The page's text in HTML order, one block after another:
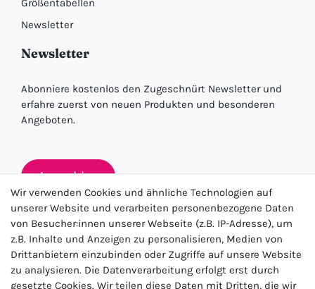
Größentabellen
Newsletter
Newsletter
Abonniere kostenlos den Zugeschnürt Newsletter und
erfahre zuerst von neuen Produkten und besonderen
Angeboten.
Anmelden
★★★★★
4.5 / 5.0 (23.143)
Wir verwenden Cookies und ähnliche Technologien auf
unserer Website und verarbeiten personenbezogene Daten
von Besucher:innen unserer Webseite (z.B. IP-Adresse), um
z.B. Inhalte und Anzeigen zu personalisieren, Medien von
Drittanbietern einzubinden oder Zugriffe auf unsere Website
zu analysieren. Die Datenverarbeitung erfolgt erst durch
gesetzte Cookies. Wir teilen diese Daten mit Dritten, die wir